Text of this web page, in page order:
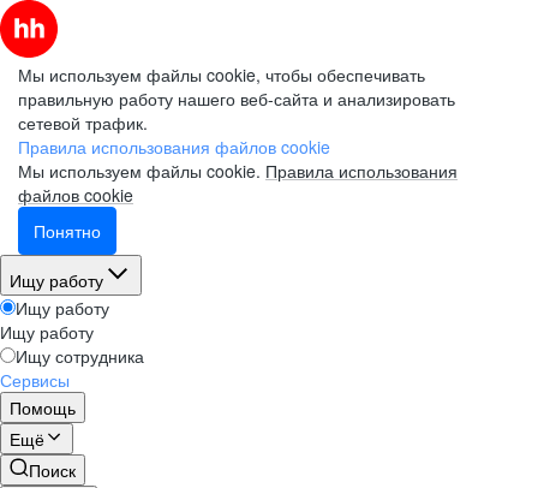
Мы используем файлы cookie, чтобы обеспечивать
правильную работу нашего веб-сайта и анализировать
сетевой трафик.
Правила использования файлов cookie
Мы используем файлы cookie. Правила использования
файлов cookie
Понятно
Ищу работу
Ищу работу
Ищу работу
Ищу сотрудника
Сервисы
Помощь
Ещё
Поиск